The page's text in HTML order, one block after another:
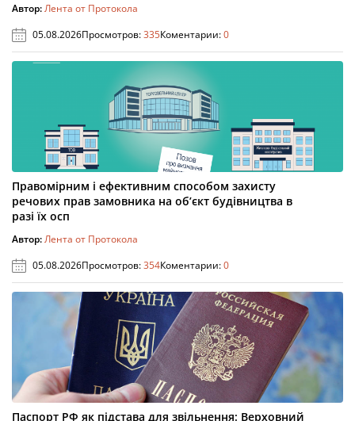
Автор:Лента от Протокола
05.08.2026Просмотров:335Коментарии:0
Правомірним і ефективним способом захисту
речових прав замовника на об’єкт будівництва в
разі їх осп
Автор:Лента от Протокола
05.08.2026Просмотров:354Коментарии:0
Паспорт РФ як підстава для звільнення: Верховний